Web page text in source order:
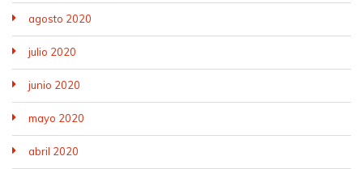
agosto 2020
julio 2020
junio 2020
mayo 2020
abril 2020